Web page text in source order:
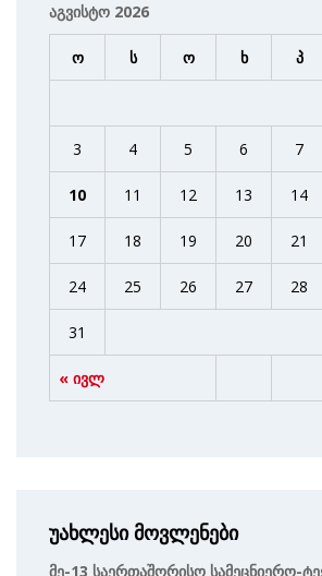
აგვისტო 2026
ო ს ო ხ პ
« ივლ
3 4 5 6 7
10 11 12 13 14
17 18 19 20 21
24 25 26 27 28
31
უახლესი მოვლენები
Მე-13 Საერთაშორისო Სამეცნიერო-